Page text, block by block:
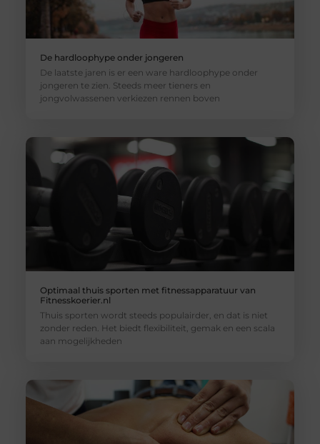
De hardloophype onder jongeren
De laatste jaren is er een ware hardloophype onder
jongeren te zien. Steeds meer tieners en
jongvolwassenen verkiezen rennen boven
Optimaal thuis sporten met fitnessapparatuur van
Fitnesskoerier.nl
Thuis sporten wordt steeds populairder, en dat is niet
zonder reden. Het biedt flexibiliteit, gemak en een scala
aan mogelijkheden